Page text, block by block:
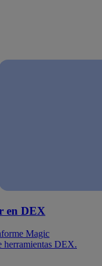
en DEX
Magic
DEX.